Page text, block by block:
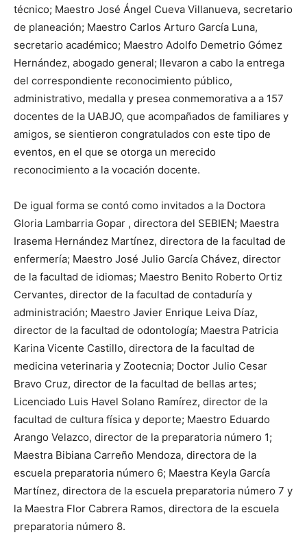
técnico; Maestro José Ángel Cueva Villanueva, secretario
de planeación; Maestro Carlos Arturo García Luna,
secretario académico; Maestro Adolfo Demetrio Gómez
Hernández, abogado general; llevaron a cabo la entrega
del correspondiente reconocimiento público,
administrativo, medalla y presea conmemorativa a a 157
docentes de la UABJO, que acompañados de familiares y
amigos, se sientieron congratulados con este tipo de
eventos, en el que se otorga un merecido
reconocimiento a la vocación docente.
De igual forma se contó como invitados a la Doctora
Gloria Lambarria Gopar , directora del SEBIEN; Maestra
Irasema Hernández Martínez, directora de la facultad de
enfermería; Maestro José Julio García Chávez, director
de la facultad de idiomas; Maestro Benito Roberto Ortiz
Cervantes, director de la facultad de contaduría y
administración; Maestro Javier Enrique Leiva Díaz,
director de la facultad de odontología; Maestra Patricia
Karina Vicente Castillo, directora de la facultad de
medicina veterinaria y Zootecnia; Doctor Julio Cesar
Bravo Cruz, director de la facultad de bellas artes;
Licenciado Luis Havel Solano Ramírez, director de la
facultad de cultura física y deporte; Maestro Eduardo
Arango Velazco, director de la preparatoria número 1;
Maestra Bibiana Carreño Mendoza, directora de la
escuela preparatoria número 6; Maestra Keyla García
Martínez, directora de la escuela preparatoria número 7 y
la Maestra Flor Cabrera Ramos, directora de la escuela
preparatoria número 8.